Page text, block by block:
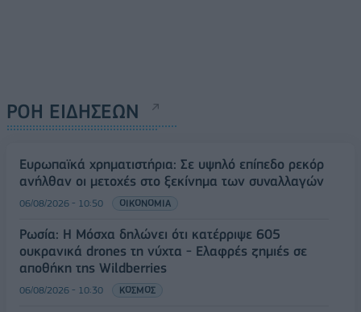
ΡΟΗ ΕΙΔΗΣΕΩΝ
Ευρωπαϊκά χρηματιστήρια: Σε υψηλό επίπεδο ρεκόρ
ανήλθαν οι μετοχές στο ξεκίνημα των συναλλαγών
06/08/2026 - 10:50 ΟΙΚΟΝΟΜΙΑ
Ρωσία: Η Μόσχα δηλώνει ότι κατέρριψε 605
ουκρανικά drones τη νύχτα - Ελαφρές ζημιές σε
αποθήκη της Wildberries
06/08/2026 - 10:30 ΚΟΣΜΟΣ